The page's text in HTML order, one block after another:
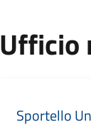
Ufficio
Sportello